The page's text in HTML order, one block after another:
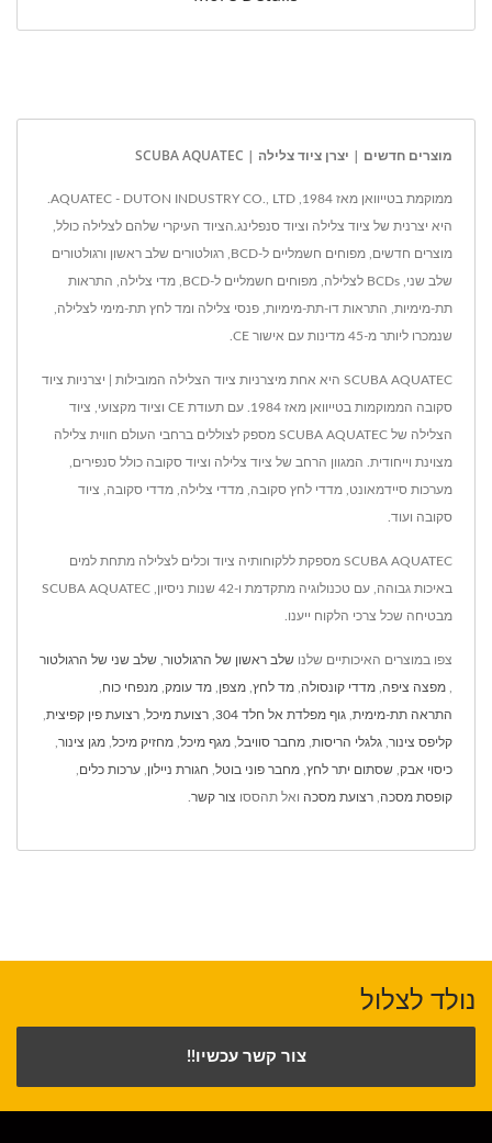
מוצרים חדשים | יצרן ציוד צלילה | SCUBA AQUATEC
היא יצרנית של ציוד צלילה וציוד סנפלינג.הציוד העיקרי שלהם לצלילה כולל,
מוצרים חדשים, מפוחים חשמליים ל-BCD, רגולטורים שלב ראשון ורגולטורים
שלב שני, BCDs לצלילה, מפוחים חשמליים ל-BCD, מדי צלילה, התראות
תת-מימיות, התראות דו-תת-מימיות, פנסי צלילה ומד לחץ תת-מימי לצלילה,
שנמכרו ליותר מ-45 מדינות עם אישור CE.
SCUBA AQUATEC היא אחת מיצרניות ציוד הצלילה המובילות | יצרניות ציוד
סקובה הממוקמות בטייוואן מאז 1984. עם תעודת CE וציוד מקצועי, ציוד
הצלילה של SCUBA AQUATEC מספק לצוללים ברחבי העולם חווית צלילה
מצוינת וייחודית. המגוון הרחב של ציוד צלילה וציוד סקובה כולל סנפירים,
מערכות סיידמאונט, מדדי לחץ סקובה, מדדי צלילה, מדדי סקובה, ציוד
סקובה ועוד.
SCUBA AQUATEC מספקת ללקוחותיה ציוד וכלים לצלילה מתחת למים
באיכות גבוהה, עם טכנולוגיה מתקדמת ו-42 שנות ניסיון, SCUBA AQUATEC
מבטיחה שכל צרכי הלקוח ייענו.
צפו במוצרים האיכותיים שלנו שלב ראשון של הרגולטור שלב שני של הרגולטור
מפצה ציפה מדדי קונסולה מד לחץ מצפן מד עומק מנפחי כוח
התראה תת-מימית גוף מפלדת אל חלד 304 רצועת מיכל רצועת פין קפיצית
קליפס צינור גלגלי הריסות מחבר סוויבל מגף מיכל מחזיק מיכל מגן צינור
כיסוי אבק שסתום יתר לחץ מחבר פוני בוטל חגורת ניילון ערכות כלים
קופסת מסכה רצועת מסכה ואל תהססו צור קשר
נולד לצלול
צור קשר עכשיו!!